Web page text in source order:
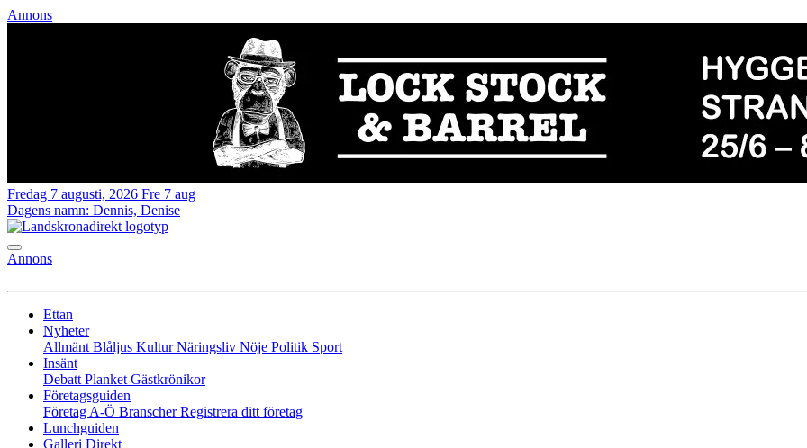
Annons
Fredag 7 augusti, 2026 Fre 7 aug
Dagens namn: Dennis, Denise
Annons
Ettan
Nyheter
Allmänt Blåljus KulturNäringsliv Nöje Politik Sport
Insänt
Debatt Planket Gästkrönikor
Företagsguiden
Företag A-Ö BranscherRegistrera ditt företag
Lunchguiden
Galleri Direkt